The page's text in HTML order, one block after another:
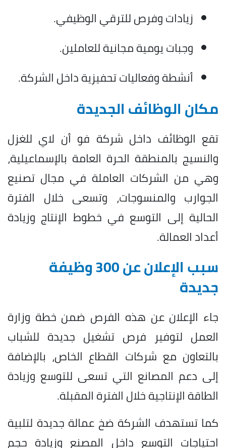
زيادات وفرص للترقي الوظيفي.
وجبات يومية مجانية للعاملين.
أنشطة وفعاليات تحفيزية داخل الشركة.
مكان الوظائف الجديدة
تقع الوظائف داخل شركة فو أن لاي للغزل
والنسيج بالمنطقة الحرة العامة بالإسماعيلية،
وهي من الشركات العاملة في مجال تصنيع
الجوارب والمنسوجات، وتسعى خلال الفترة
الحالية إلى التوسع في خطوط الإنتاج وزيادة
أعداد العمالة.
سبب الإعلان عن 300 وظيفة
جديدة
جاء الإعلان عن هذه الفرص ضمن خطة وزارة
العمل لتوفير فرص تشغيل جديدة للشباب
بالتعاون مع شركات القطاع الخاص، بالإضافة
إلى دعم المصانع التي تسعى للتوسع وزيادة
الطاقة الإنتاجية خلال الفترة المقبلة.
كما تستهدف الشركة ضخ عمالة جديدة لتلبية
احتياجات التوسع داخل المصنع وزيادة حجم